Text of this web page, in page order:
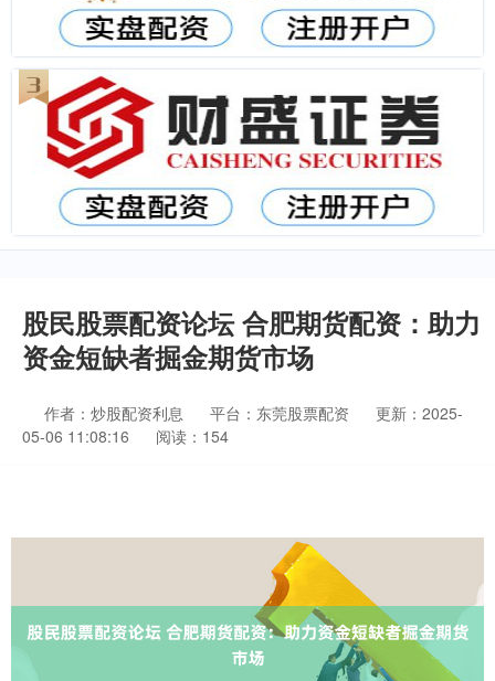
股民股票配资论坛 合肥期货配资：助力
资金短缺者掘金期货市场
作者：炒股配资利息 平台：东莞股票配资
更新：2025-
05-06 11:08:16
阅读：154